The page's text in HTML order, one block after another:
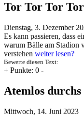
Tor Tor Tor Tor
Dienstag, 3. Dezember
Es kann passieren, dass
warum Bälle am Stadion
verstehen weiter lesen?
Bewerte diesen Text:
+ Punkte: 0 -
Atemlos
Mittwoch, 14. Juni 2023